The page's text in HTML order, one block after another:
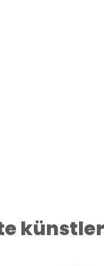
künstler